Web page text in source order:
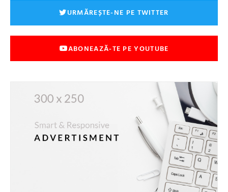
URMĂREȘTE-NE PE TWITTER
ABONEAZĂ-TE PE YOUTUBE